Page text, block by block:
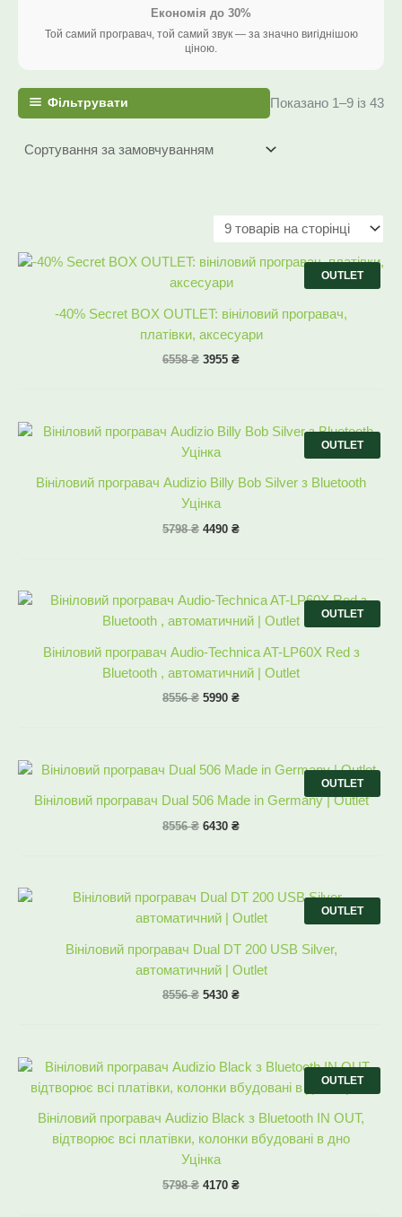
Економія до 30%
Той самий програвач, той самий звук — за значно вигіднішою
ціною.
Фільтрувати Показано 1–9 із 43
-40% Secret BOX OUTLET: вініловий програвач,
платівки, аксесуари
6558₴
Оригінальна
6558 ₴.
3955 ₴
Поточна
OUTLET
Вініловий програвач Audizio Billy Bob Silver з Bluetooth
Уцінка
5798₴
Оригінальна
5798 ₴.
4490 ₴
Поточна
OUTLET
Вініловий програвач Audio-Technica AT-LP60X Red з
Bluetooth , автоматичний | Outlet
8556₴
Оригінальна
8556 ₴.
5990 ₴
Поточна
ціна:
5990 ₴.
OUTLET
Вініловий програвач Dual 506 Made in Germany | Outlet
8556₴
Оригінальна
8556 ₴.
6430 ₴
Поточна
6430 ₴.
OUTLET
Вініловий програвач Dual DT 200 USB Silver,
автоматичний | Outlet
8556₴
Оригінальна
ціна:
8556 ₴.
5430 ₴
Поточна
ціна:
5430 ₴.
OUTLET
Вініловий програвач Audizio Black з Bluetooth IN OUT,
відтворює всі платівки, колонки вбудовані в дно
Уцінка
5798₴
Оригінальна
5798 ₴.
4170 ₴
Поточна
4170 ₴.
OUTLET